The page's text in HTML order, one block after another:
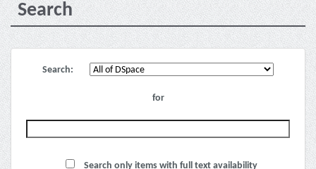
Search
Search:
for
Search only items with full text availability